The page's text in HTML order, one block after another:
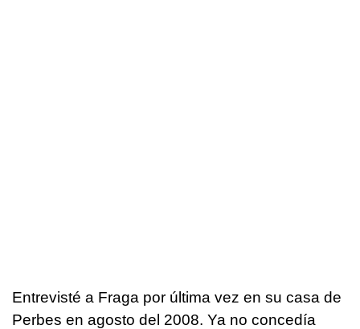
Entrevisté a Fraga por última vez en su casa de
Perbes en agosto del 2008. Ya no concedía